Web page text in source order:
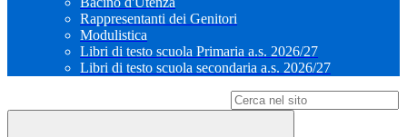
Rappresentanti dei Genitori
Modulistica
Libri di testo scuola Primaria a.s. 2026/27
Libri di testo scuola secondaria a.s. 2026/27